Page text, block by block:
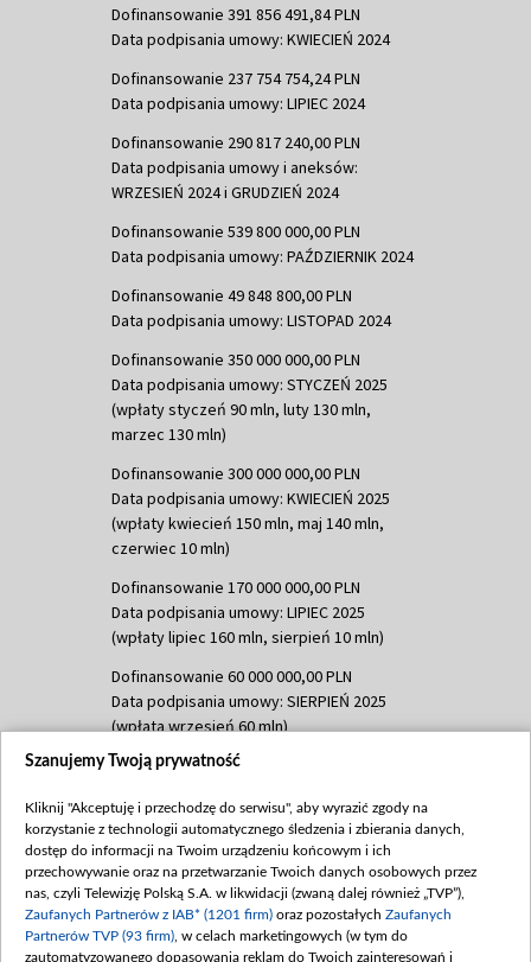
Dofinansowanie 391 856 491,84 PLN
Data podpisania umowy: KWIECIEŃ 2024
Dofinansowanie 237 754 754,24 PLN
Data podpisania umowy: LIPIEC 2024
Dofinansowanie 290 817 240,00 PLN
Data podpisania umowy i aneksów:
WRZESIEŃ 2024 i GRUDZIEŃ 2024
Dofinansowanie 539 800 000,00 PLN
Data podpisania umowy: PAŹDZIERNIK 2024
Dofinansowanie 49 848 800,00 PLN
Data podpisania umowy: LISTOPAD 2024
Dofinansowanie 350 000 000,00 PLN
Data podpisania umowy: STYCZEŃ 2025
(wpłaty styczeń 90 mln, luty 130 mln,
marzec 130 mln)
Dofinansowanie 300 000 000,00 PLN
Data podpisania umowy: KWIECIEŃ 2025
(wpłaty kwiecień 150 mln, maj 140 mln,
czerwiec 10 mln)
Dofinansowanie 170 000 000,00 PLN
Data podpisania umowy: LIPIEC 2025
(wpłaty lipiec 160 mln, sierpień 10 mln)
Dofinansowanie 60 000 000,00 PLN
Data podpisania umowy: SIERPIEŃ 2025
(wpłata wrzesień 60 mln)
Dofinansowanie 635 783 051,21 PLN
(wpłata wrzesień 100 mln, październik 350
mln, listopad 265 mln)
Dofinansowanie 48 862 000,00 PLN
Data podpisania umowy: GRUDZIEŃ 2025
(wpłata grudzień 60,548 mln)
Szanujemy Twoją prywatność
Kliknij "Akceptuję i przechodzę do serwisu", aby wyrazić zgody na
korzystanie z technologii automatycznego śledzenia i zbierania danych,
dostęp do informacji na Twoim urządzeniu końcowym i ich
przechowywanie oraz na przetwarzanie Twoich danych osobowych przez
nas, czyli Telewizję Polską S.A. w likwidacji (zwaną dalej również „TVP”),
Zaufanych Partnerów z IAB* (1201 firm) oraz pozostałych Zaufanych
Partnerów TVP (93 firm) , w celach marketingowych (w tym do
zautomatyzowanego dopasowania reklam do Twoich zainteresowań i